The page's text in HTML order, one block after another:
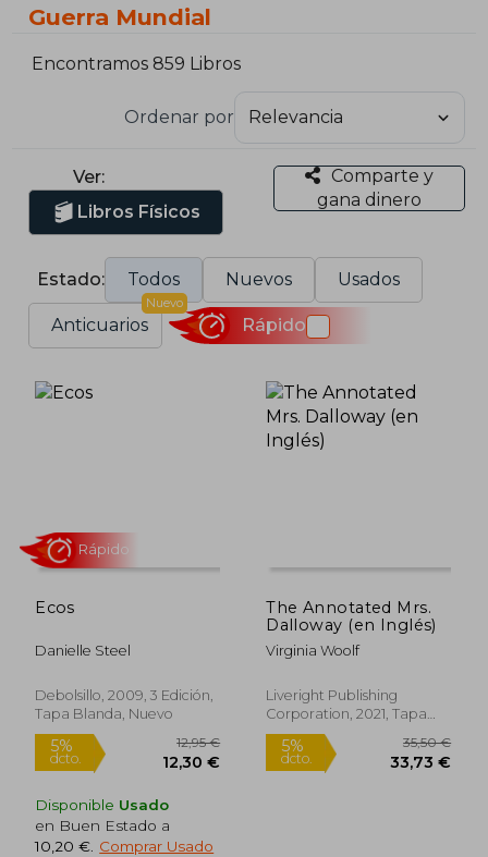
Guerra Mundial
Encontramos 859 Libros
Ordenar por
Ver:
Libros Físicos
Comparte y
gana dinero
Estado: Todos Nuevos Usados
Anticuarios
Nuevo
Rápido
Ecos
Danielle Steel
Debolsillo, 2009, 3 Edición,
Tapa Blanda, Nuevo
Disponible Usado
en Buen Estado a
10,20 € Comprar Usado
The Annotated Mrs.
Dalloway (en Inglés)
Virginia Woolf
Liveright Publishing
Corporation, 2021, Tapa
Dura, Nuevo